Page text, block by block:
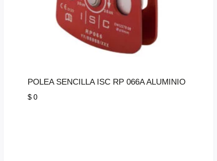
POLEA SENCILLA ISC RP 066A ALUMINIO
$0